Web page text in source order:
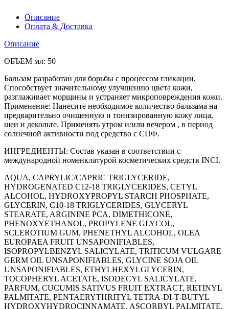
Описание
Оплата & Доставка
Описание
ОБЪЕМ мл: 50
Бальзам разработан для борьбы с процессом гликации.
Способствует значительному улучшению цвета кожи,
разглаживает морщины и устраняет микроповреждения кожи.
Применение: Нанесите необходимое количество бальзама на
предварительно очищенную и тонизированную кожу лица,
шеи и декольте. Применять утром и/или вечером , в период
солнечной активности под средство с СПФ.
ИНГРЕДИЕНТЫ: Состав указан в соответствии с
международной номенклатурой косметических средств INCI.
AQUA, CAPRYLIC/CAPRIC TRIGLYCERIDE,
HYDROGENATED C12-18 TRIGLYCERIDES, CETYL
ALCOHOL, HYDROXYPROPYL STARCH PHOSPHATE,
GLYCERIN, C10-18 TRIGLYCERIDES, GLYCERYL
STEARATE, ARGININE PCA, DIMETHICONE,
PHENOXYETHANOL, PROPYLENE GLYCOL,
SCLEROTIUM GUM, PHENETHYL ALCOHOL, OLEA
EUROPAEA FRUIT UNSAPONIFIABLES,
ISOPROPYLBENZYL SALICYLATE, TRITICUM VULGARE
GERM OIL UNSAPONIFIABLES, GLYCINE SOJA OIL
UNSAPONIFIABLES, ETHYLHEXYLGLYCERIN,
TOCOPHERYL ACETATE, ISODECYL SALICYLATE,
PARFUM, CUCUMIS SATIVUS FRUIT EXTRACT, RETINYL
PALMITATE, PENTAERYTHRITYL TETRA-DI-T-BUTYL
HYDROXYHYDROCINNAMATE, ASCORBYL PALMITATE,